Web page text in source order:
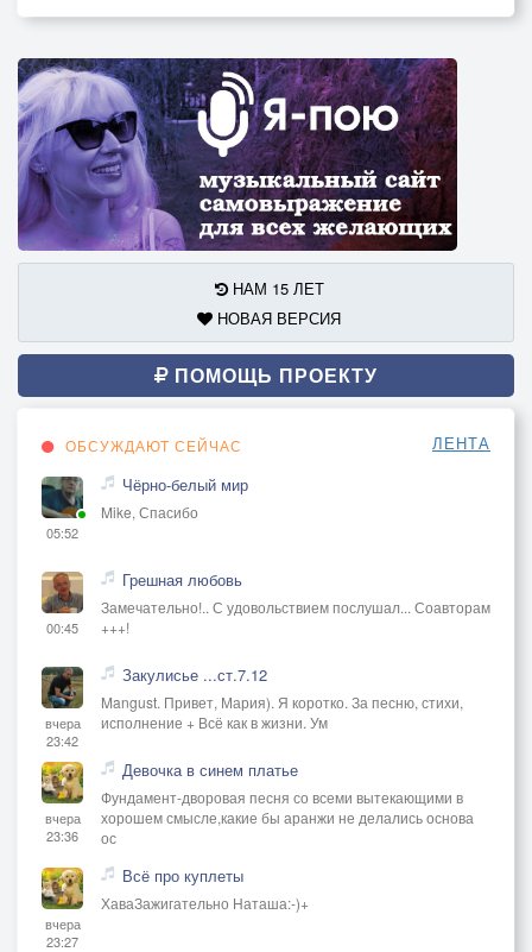
НАМ 15 ЛЕТ
НОВАЯ ВЕРСИЯ
ПОМОЩЬ ПРОЕКТУ
ОБСУЖДАЮТ СЕЙЧАС ЛЕНТА
05:52
Чёрно-белый мир
Mike, Спасибо
00:45
Грешная любовь
Замечательно!.. С удовольствием послушал... Соавторам
+++!
вчера
23:42
Закулисье ...ст.7.12
Mangust. Привет, Мария). Я коротко. За песню, стихи,
исполнение + Всё как в жизни. Ум
вчера
23:36
Девочка в синем платье
Фундамент-дворовая песня со всеми вытекающими в
хорошем смысле,какие бы аранжи не делались основа
ос
вчера
23:27
Всё про куплеты
ХаваЗажигательно Наташа:-)+